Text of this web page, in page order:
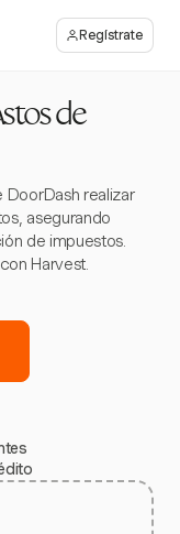
Regístrate
de
realizar
asegurando
de impuestos.
Harvest.